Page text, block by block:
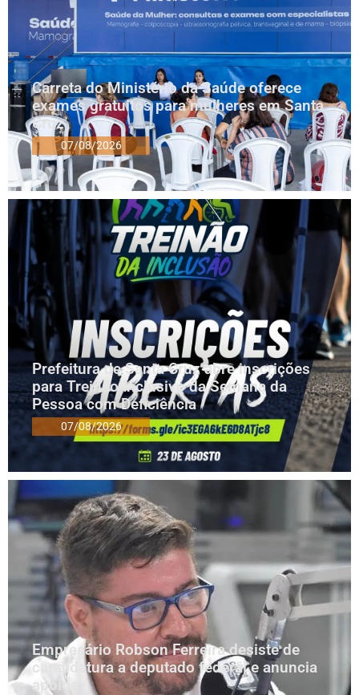
Carreta do Ministério da Saúde oferece
exames gratuitos para mulheres em Santa
Cruz
07/08/2026
Prefeitura de Santa Cruz abre inscrições
para Treinão Inclusivo da Semana da
Pessoa com Deficiência
07/08/2026
Empresário Robson Ferreira desiste de
candidatura a deputado federal e anuncia
apoios